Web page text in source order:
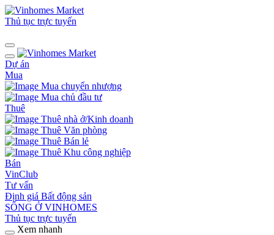
Thủ tục trực tuyến
Dự án
Mua
Mua chuyển nhượng
Mua chủ đầu tư
Thuê
Thuê nhà ở/Kinh doanh
Thuê Văn phòng
Thuê Bán lẻ
Thuê Khu công nghiệp
Bán
VinClub
Tư vấn
Định giá Bất động sản
SỐNG Ở VINHOMES
Thủ tục trực tuyến
Xem nhanh